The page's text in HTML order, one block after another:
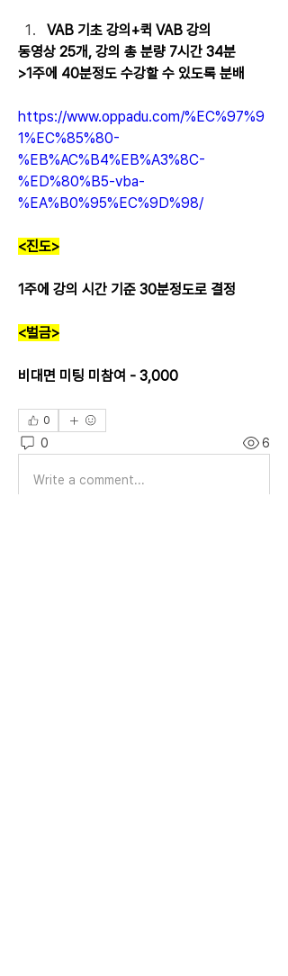
VAB 기초 강의+퀵 VAB 강의
동영상 25개, 강의 총 분량 7시간 34분
>1주에 40분정도 수강할 수 있도록 분배
https://www.oppadu.com/%EC%97%9
1%EC%85%80-
%EB%AC%B4%EB%A3%8C-
%ED%80%B5-vba-
%EA%B0%95%EC%9D%98/
<진도>
1주에 강의 시간 기준 30분정도로 결정
<벌금>
비대면 미팅 미참여 - 3,000
0
0 6
Write a comment...